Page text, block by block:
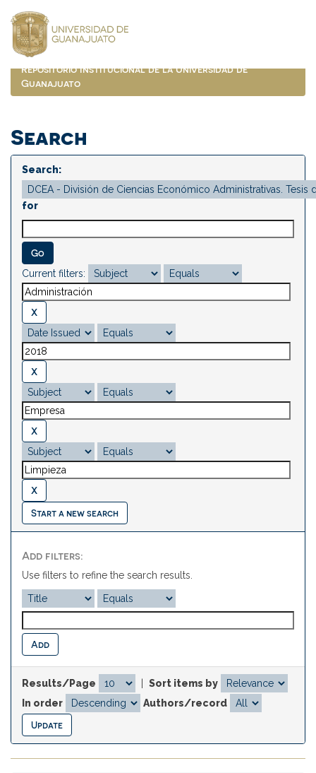
navigation
Repositorio Institucional de la Universidad de
Guanajuato
Search
Search:
for
Current filters:
Start a new search
Add filters:
Use filters to refine the search results.
Results/Page
Sort items by
In order
Authors/record